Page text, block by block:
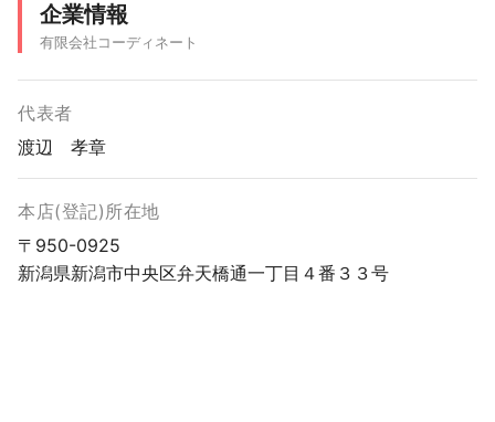
企業情報
有限会社コーディネート
代表者
渡辺 孝章
本店(登記)所在地
〒950-0925
新潟県新潟市中央区弁天橋通一丁目４番３３号